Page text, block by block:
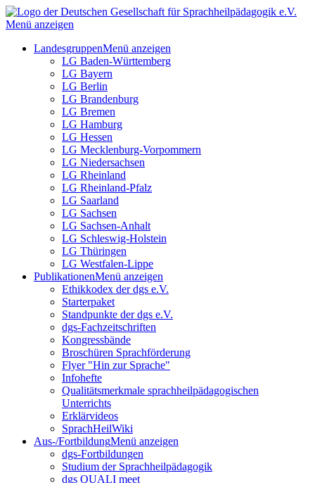
Menü anzeigen
LandesgruppenMenü anzeigen
LG Baden-Württemberg
LG Bayern
LG Berlin
LG Brandenburg
LG Bremen
LG Hamburg
LG Hessen
LG Mecklenburg-Vorpommern
LG Niedersachsen
LG Rheinland
LG Rheinland-Pfalz
LG Saarland
LG Sachsen
LG Sachsen-Anhalt
LG Schleswig-Holstein
LG Thüringen
LG Westfalen-Lippe
PublikationenMenü anzeigen
Ethikkodex der dgs e.V.
Starterpaket
Standpunkte der dgs e.V.
dgs-Fachzeitschriften
Kongressbände
Broschüren Sprachförderung
Flyer "Hin zur Sprache"
Infohefte
Qualitätsmerkmale sprachheilpädagogischen
Unterrichts
Erklärvideos
SprachHeilWiki
Aus-/FortbildungMenü anzeigen
dgs-Fortbildungen
Studium der Sprachheilpädagogik
dgs QUALI meet